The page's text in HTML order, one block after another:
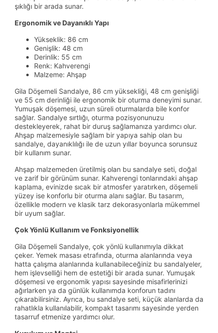
şıklığı bir arada sunar.
Ergonomik ve Dayanıklı Yapı
Yükseklik: 86 cm
Genişlik: 48 cm
Derinlik: 55 cm
Renk: Kahverengi
Malzeme: Ahşap
Gila Döşemeli Sandalye, 86 cm yüksekliği, 48 cm genişliği
ve 55 cm derinliği ile ergonomik bir oturma deneyimi sunar.
Yumuşak döşemesi, uzun süreli oturmalarda bile konfor
sağlar. Sandalye sırtlığı, oturma pozisyonunuzu
destekleyerek, rahat bir duruş sağlamanıza yardımcı olur.
Ahşap malzemesiyle sağlam bir yapıya sahip olan bu
sandalye, dayanıklılığı ile de uzun yıllar boyunca sorunsuz
bir kullanım sunar.
Ahşap malzemeden üretilmiş olan bu sandalye seti, doğal
ve zarif bir görünüm sunar. Kahverengi tonlarındaki ahşap
kaplama, evinizde sıcak bir atmosfer yaratırken, döşemeli
yüzey ise konforlu bir oturma alanı sağlar. Bu tasarım,
özellikle modern ve klasik tarz dekorasyonlarla mükemmel
bir uyum sağlar.
Çok Yönlü Kullanım ve Fonksiyonellik
Gila Döşemeli Sandalye, çok yönlü kullanımıyla dikkat
çeker. Yemek masası etrafında, oturma alanlarında veya
hatta çalışma alanlarında kullanabileceğiniz bu sandalyeler,
hem işlevselliği hem de estetiği bir arada sunar. Yumuşak
döşemesi ve ergonomik yapısı sayesinde misafirlerinizi
ağırlarken ya da günlük kullanımda konforun tadını
çıkarabilirsiniz. Ayrıca, bu sandalye seti, küçük alanlarda da
rahatlıkla kullanılabilir, kompakt tasarımı sayesinde yerden
tasarruf etmenize yardımcı olur.